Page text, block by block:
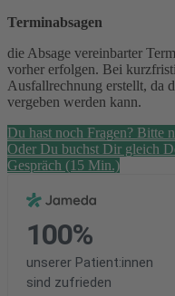
Terminabsagen
die Absage vereinbarter
vorher erfolgen. Bei
Ausfallrechnung erstellt, da
vergeben werden kann.
Du hast noch Fragen? Bitte
Oder Du buchst Dir gleich
Gespräch (15 Min.)